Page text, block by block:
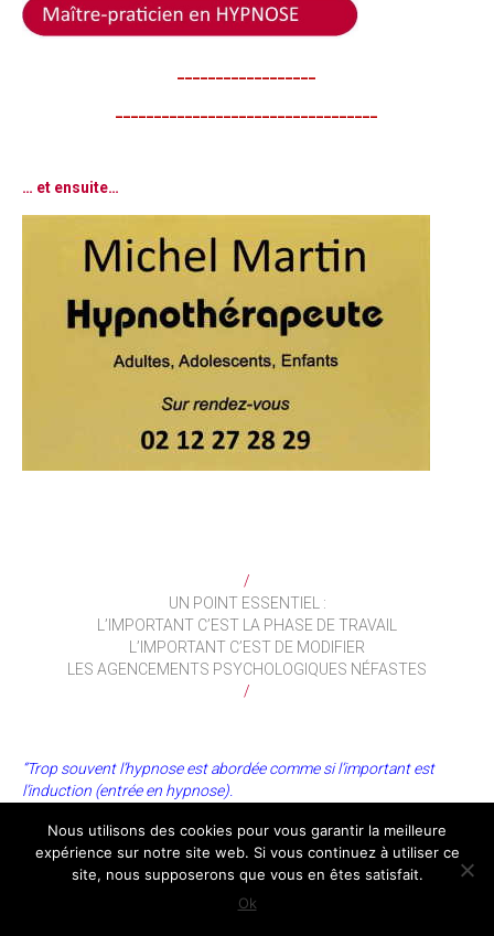
… et ensuite…
/
UN POINT ESSENTIEL :
L’IMPORTANT C’EST LA PHASE DE TRAVAIL
L’IMPORTANT C’EST DE MODIFIER
LES AGENCEMENTS PSYCHOLOGIQUES NÉFASTES
/
“Trop souvent l’hypnose est abordée comme si l’important est
l’induction (entrée en hypnose).
Quels sont les messages que nous allons adresser à l’inconscient ?
Comment communiquer avec l’inconscient ?
Comment contourner les résistances ?
Quelque soit votre utilisation de l’hypnose… thérapie, coaching,
Nous utilisons des cookies pour vous garantir la meilleure
expérience sur notre site web. Si vous continuez à utiliser ce
site, nous supposerons que vous en êtes satisfait.
Ok